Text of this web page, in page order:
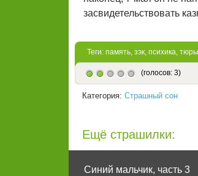
засвидетельствовать
Теги: память, зэк, психика,
(голосов: 3)
Категория: Страшный сон
Ещё страшилки:
Синий мальчик, часть 3